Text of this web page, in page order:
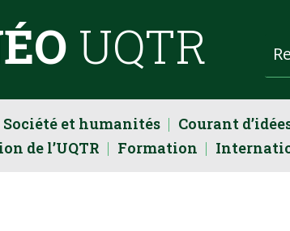
UQTR
Société et humanités Courant
de l’UQTR Formation